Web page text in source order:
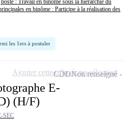
: Travail en binôme sous la hiérarchie du
en binôme : Participe à la réalisation des
les 1ers à postuler
E-
(H/F)
SEC
CDDNon renseigné
Ajouter cette offre à ma sélection